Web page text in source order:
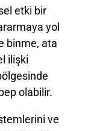
etki bir
yol
binme, ata
ilişki
olabilir.
ve